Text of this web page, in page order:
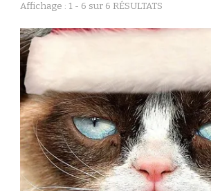
Affichage : 1 - 6 sur 6 RÉSULTATS